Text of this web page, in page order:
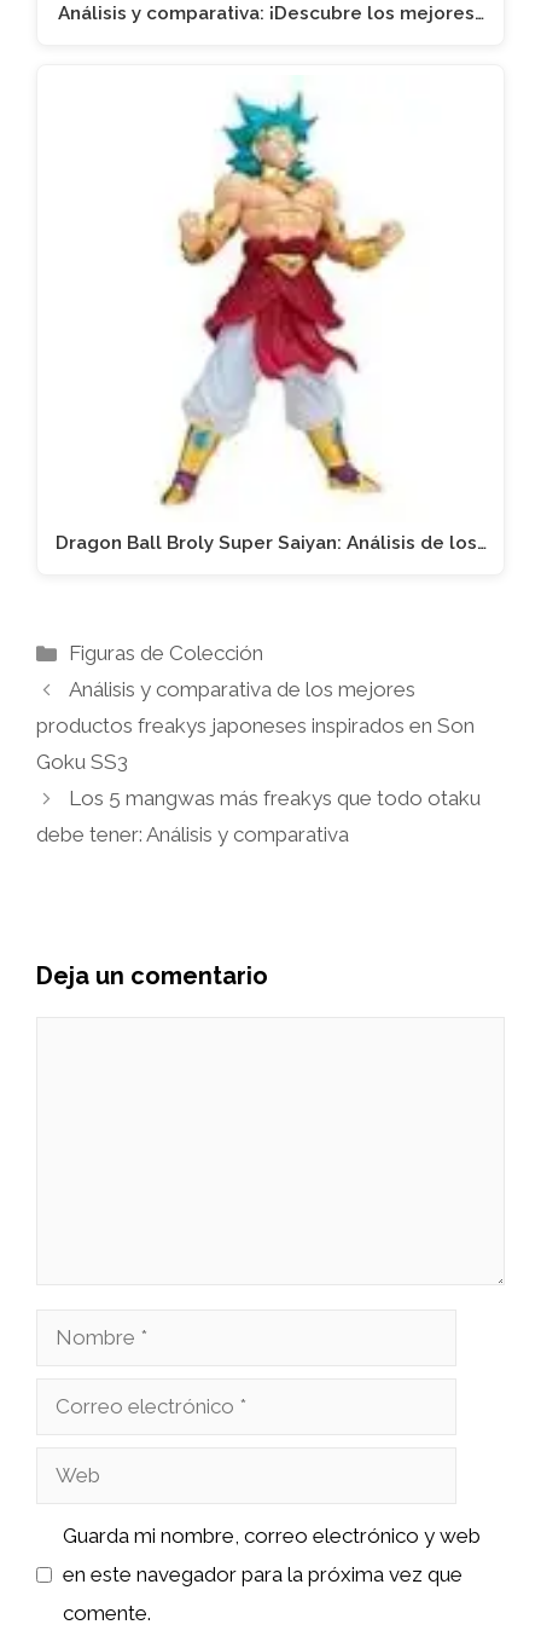
Análisis y comparativa: ¡Descubre los mejores…
Dragon Ball Broly Super Saiyan: Análisis de los…
Categorías
Figuras de Colección
Análisis y comparativa de los mejores
productos freakys japoneses inspirados en Son
Goku SS3
Los 5 mangwas más freakys que todo otaku
debe tener: Análisis y comparativa
Deja un comentario
Nombre
Correo
Web
Guarda mi nombre, correo electrónico y web
en este navegador para la próxima vez que
comente.